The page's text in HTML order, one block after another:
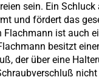
sein. Ein Schluck
und fördert das
Flachmann ist auch
besitzt
der über eine
nicht